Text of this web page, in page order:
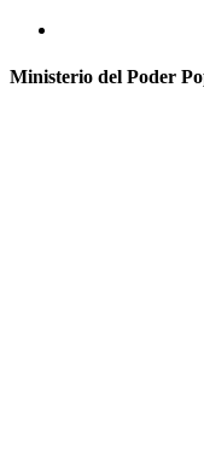
Ministerio del Poder